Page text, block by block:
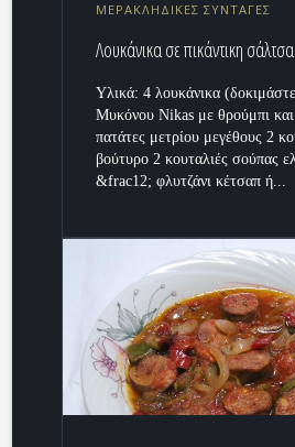
ΜΕΡΑΚΛΗΔΙΚΕΣ ΣΥΝΤΑΓΕΣ
Λουκάνικα σε πικάντικη σάλτσα
Υλικά: 4 λουκάνικα
Μυκόνου Nikas με θρούμπι και
πατάτες μετρίου μεγέθους 2
βούτυρο 2 κουταλιές σούπας
&frac12; φλυτζάνι κέτσαπ ή...